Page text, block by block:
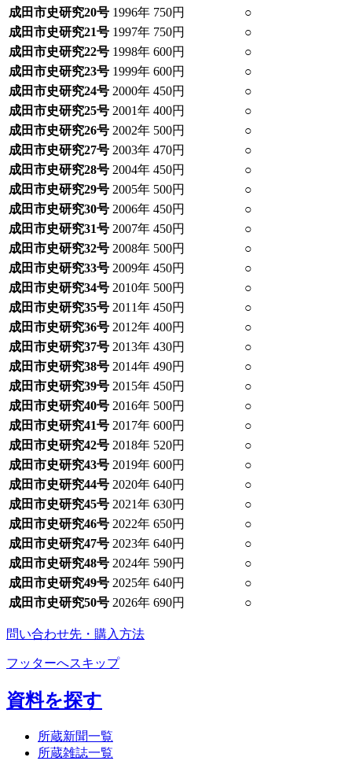
成田市史研究20号 1996年 750円
○
成田市史研究21号 1997年 750円
○
成田市史研究22号 1998年 600円
○
成田市史研究23号 1999年 600円
○
成田市史研究24号 2000年 450円
○
成田市史研究25号 2001年 400円
○
成田市史研究26号 2002年 500円
○
成田市史研究27号 2003年 470円
○
成田市史研究28号 2004年 450円
○
成田市史研究29号 2005年 500円
○
成田市史研究30号 2006年 450円
○
成田市史研究31号 2007年 450円
○
成田市史研究32号 2008年 500円
○
成田市史研究33号 2009年 450円
○
成田市史研究34号 2010年 500円
○
成田市史研究35号 2011年 450円
○
成田市史研究36号 2012年 400円
○
成田市史研究37号 2013年 430円
○
成田市史研究38号 2014年 490円
○
成田市史研究39号 2015年 450円
○
成田市史研究40号 2016年 500円
○
成田市史研究41号 2017年 600円
○
成田市史研究42号 2018年 520円
○
成田市史研究43号 2019年 600円
○
成田市史研究44号 2020年 640円
○
成田市史研究45号 2021年 630円
○
成田市史研究46号 2022年 650円
○
成田市史研究47号 2023年 640円
○
成田市史研究48号 2024年 590円
○
成田市史研究49号 2025年 640円
○
成田市史研究50号 2026年 690円 ○
問い合わせ先・購入方法
フッターへスキップ
資料を探す
所蔵新聞一覧
所蔵雑誌一覧